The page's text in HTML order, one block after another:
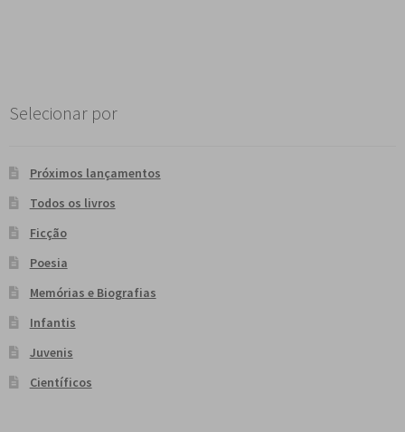
Selecionar por
Próximos lançamentos
Todos os livros
Ficção
Poesia
Memórias e Biografias
Infantis
Juvenis
Científicos